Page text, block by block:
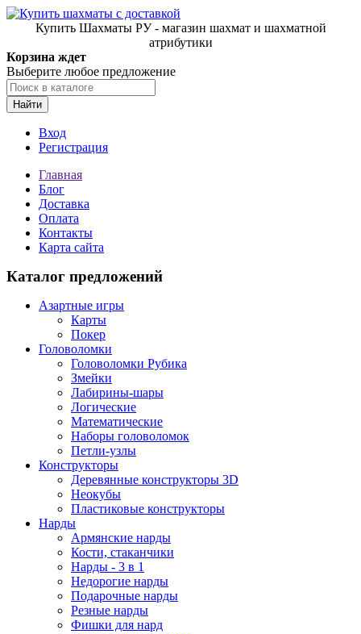
Купить Шахматы РУ - магазин шахмат и шахматной
атрибутики
Корзина ждет
Выберите любое предложение
Найти
Вход
Регистрация
Главная
Блог
Доставка
Оплата
Контакты
Карта сайта
Каталог предложений
Азартные игры
Карты
Покер
Головоломки
Головоломки Рубика
Змейки
Лабирины-шары
Логические
Математические
Наборы головоломок
Петли-узлы
Конструкторы
Деревянные конструкторы 3D
Неокубы
Пластиковые конструкторы
Нарды
Армянские нарды
Кости, стаканчики
Нарды - 3 в 1
Недорогие нарды
Подарочные нарды
Резные нарды
Фишки для нард